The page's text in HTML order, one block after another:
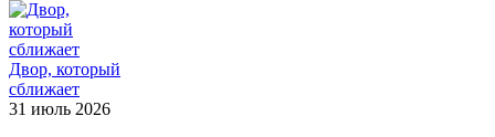
Двор, который
сближает
31 июль 2026